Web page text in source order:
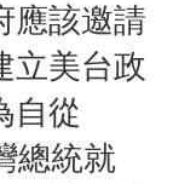
應該邀請
立美台政
自從
總統就